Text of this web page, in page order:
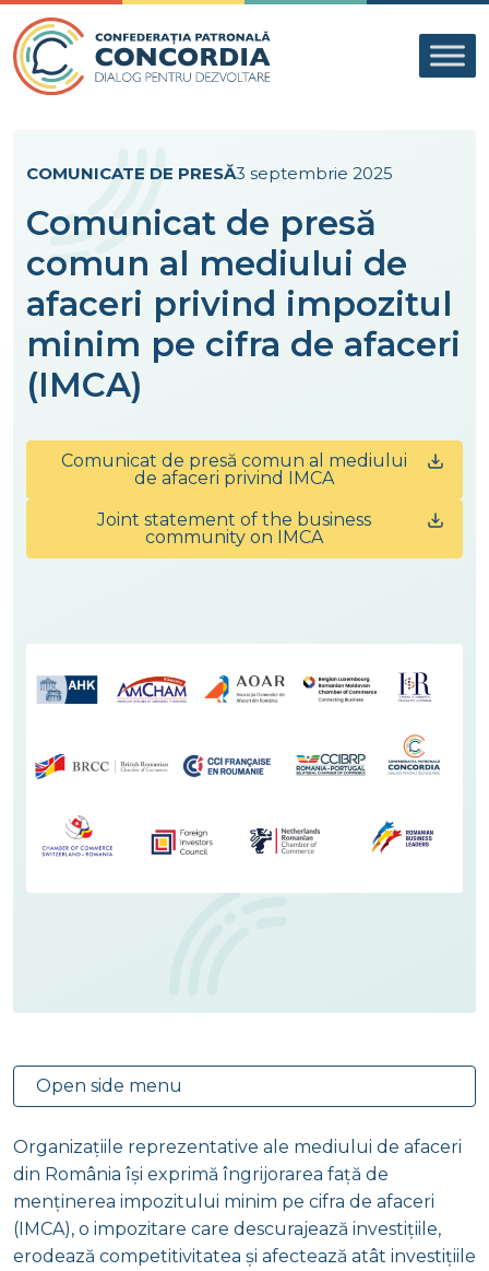
Skip to content
COMUNICATE DE PRESĂ3 septembrie 2025
Comunicat de presă
comun al mediului de
afaceri privind impozitul
minim pe cifra de afaceri
(IMCA)
Comunicat de presă comun al mediului
de afaceri privind IMCA
Joint statement of the business
community on IMCA
Organizațiile reprezentative ale mediului de afaceri
din România își exprimă îngrijorarea față de
menținerea impozitului minim pe cifra de afaceri
(IMCA), o impozitare care descurajează investițiile,
erodează competitivitatea și afectează atât investițiile
Open side menu